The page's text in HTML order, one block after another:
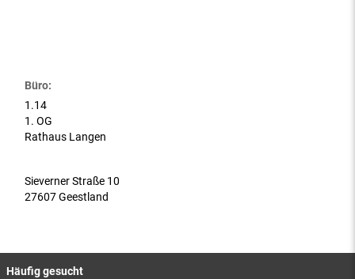
Büro:
1.14
1. OG
Rathaus Langen
Sieverner Straße 10
27607 Geestland
Häufig gesucht